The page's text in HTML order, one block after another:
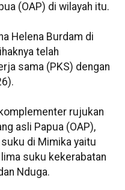
(OAP) di wilayah itu.
Helena Burdam di
telah
sama (PKS) dengan
rujukan
asli Papua (OAP),
di Mimika yaitu
suku kekerabatan
Nduga.